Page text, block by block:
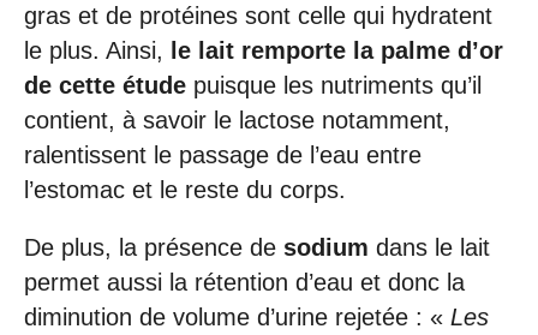
gras et de protéines sont celle qui hydratent
le plus. Ainsi,
le lait remporte la palme d’or
de cette étude puisque les nutriments qu’il
contient, à savoir le lactose notamment,
ralentissent le passage de l’eau entre
l’estomac et le reste du corps.
De plus, la présence de sodium dans le lait
permet aussi la rétention d’eau et donc la
diminution de volume d’urine rejetée : « Les